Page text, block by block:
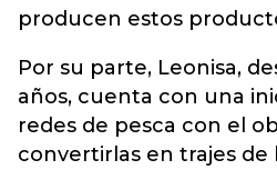
producen estos
Por su parte, Leonisa,
años, cuenta con una
redes de pesca con el
convertirlas en trajes de